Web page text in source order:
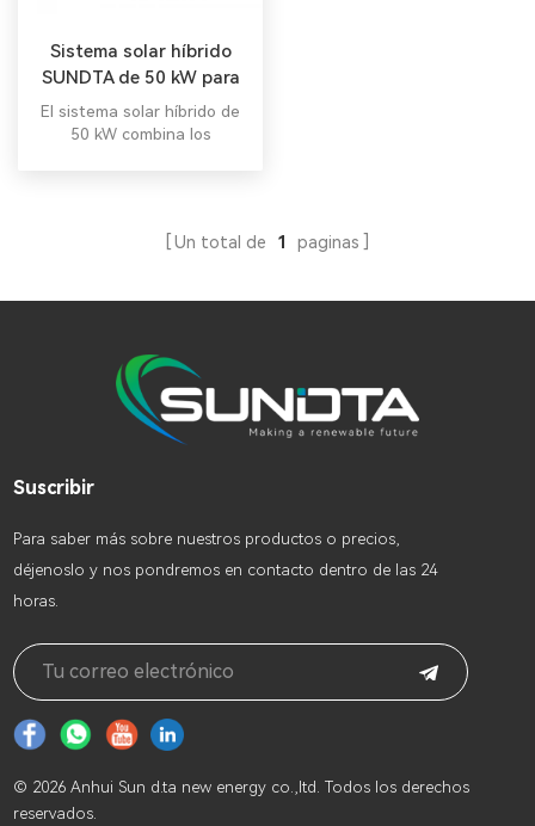
Sistema solar híbrido
SUNDTA de 50 kW para
uso comercial
El sistema solar híbrido de
50 kW combina los
conectividad de red,Un total de 1 paginas
Suscribir
Para saber más sobre nuestros productos o precios,
déjenoslo y nos pondremos en contacto dentro de las 24
horas.
© 2026 Anhui Sun d.ta new energy co.,ltd. Todos los derechos
reservados.